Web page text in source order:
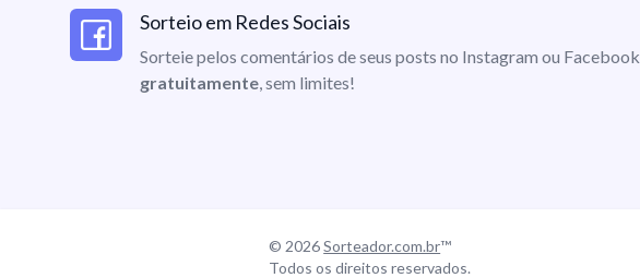
Sorteio em Redes Sociais
Sorteie pelos comentários de seus posts no Instagram ou Facebook
gratuitamente, sem limites!
© 2026Sorteador.com.br™
Todos os direitos reservados.